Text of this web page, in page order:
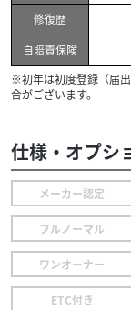
修復歴
自賠責保険
※初年は初度登録（届
合がございます。
仕様・オプシ
メーカー認定
フルノーマル
ワンオーナー
ETC付き